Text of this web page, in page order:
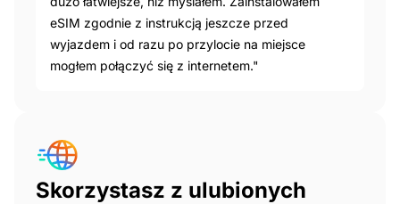
eSIM zgodnie z instrukcją jeszcze przed
wyjazdem i od razu po przylocie na miejsce
mogłem połączyć się z internetem."
Skorzystasz z ulubionych